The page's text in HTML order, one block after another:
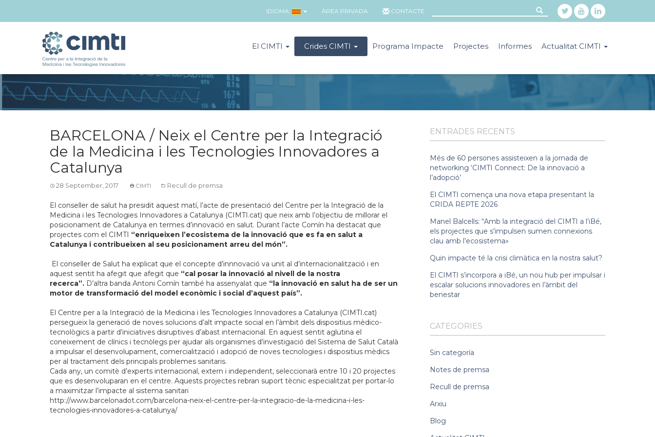
IDIOMA: ÀREA PRIVADA CONTACTE
El CIMTI Crides CIMTI Programa Impacte Projectes Informes Actualitat CIMTI
BARCELONA / Neix el Centre per la Integració
de la Medicina i les Tecnologies Innovadores a
Catalunya
28 September, 2017 CIMTI Recull de premsa
El conseller de salut ha presidit aquest matí, l’acte de presentació del Centre per la Integració de la
Medicina i les Tecnologies Innovadores a Catalunya (CIMTI.cat) que neix amb l’objectiu de millorar el
posicionament de Catalunya en termes d’innovació en salut. Durant l’acte Comín ha destacat que
projectes com el CIMTI “enriqueixen l’ecosistema de la innovació que es fa en salut a
Catalunya i contribueixen al seu posicionament arreu del món”.
El conseller de Salut ha explicat que el concepte d’innnovació va unit al d’internacionalització i en
aquest sentit ha afegit que afegit que “cal posar la innovació al nivell de la nostra
recerca”. D’altra banda Antoni Comín també ha assenyalat que “la innovació en salut ha de ser un
motor de transformació del model econòmic i social d’aquest país”.
El Centre per a la Integració de la Medicina i les Tecnologies Innovadores a Catalunya (CIMTI.cat)
persegueix la generació de noves solucions d’alt impacte social en l’àmbit dels dispositius mèdico-
tecnològics a partir d’iniciatives disruptives d’abast internacional. En aquest sentit aglutina el
coneixement de clínics i tecnòlegs per ajudar als organismes d’investigació del Sistema de Salut Català
a impulsar el desenvolupament, comercialització i adopció de noves tecnologies i dispositius mèdics
per al tractament dels principals problemes sanitaris.
Cada any, un comitè d’experts internacional, extern i independent, seleccionarà entre 10 i 20 projectes
que es desenvoluparan en el centre. Aquests projectes rebran suport tècnic especialitzat per portar-lo
a maximitzar l’impacte al sistema sanitari
http://www.barcelonadot.com/barcelona-neix-el-centre-per-la-integracio-de-la-medicina-i-les-
tecnologies-innovadores-a-catalunya/
ENTRADES RECENTS
Més de 60 persones assisteixen a la jornada de
networking ‘CIMTI Connect: De la innovació a
l’adopció’
El CIMTI comença una nova etapa presentant la
CRIDA REPTE 2026
Manel Balcells: “Amb la integració del CIMTI a l’iBé,
els projectes que s’impulsen sumen connexions
clau amb l’ecosistema»
Quin impacte té la crisi climàtica en la nostra salut?
El CIMTI s’incorpora a iBé, un nou hub per impulsar i
escalar solucions innovadores en l’àmbit del
benestar
CATEGORIES
Sin categoría
Notes de premsa
Recull de premsa
Arxiu
Blog